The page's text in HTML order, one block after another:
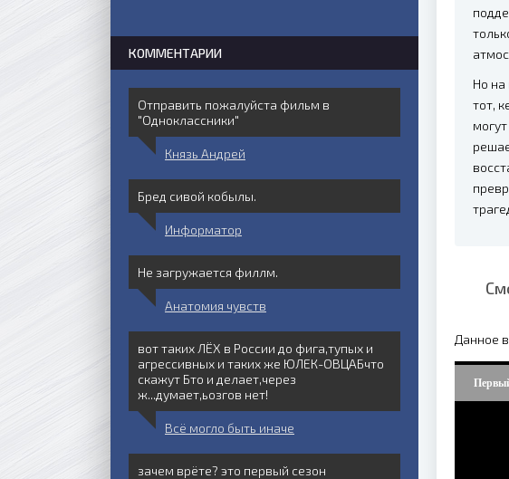
Но на
тот,
Данное
КОММЕНТАРИИ
Отправить пожалуйста фильм в
"Одноклассники"
Князь Андрей
Бред сивой кобылы.
Информатор
Не загружается филлм.
Анатомия чувств
вот таких ЛЁХ в России до фига,тупых и
агрессивных и таких же ЮЛЕК-ОВЦАБчто
скажут Бто и делает,через
ж...думает,ьозгов нет!
Всё могло быть иначе
зачем врёте? это первый сезон